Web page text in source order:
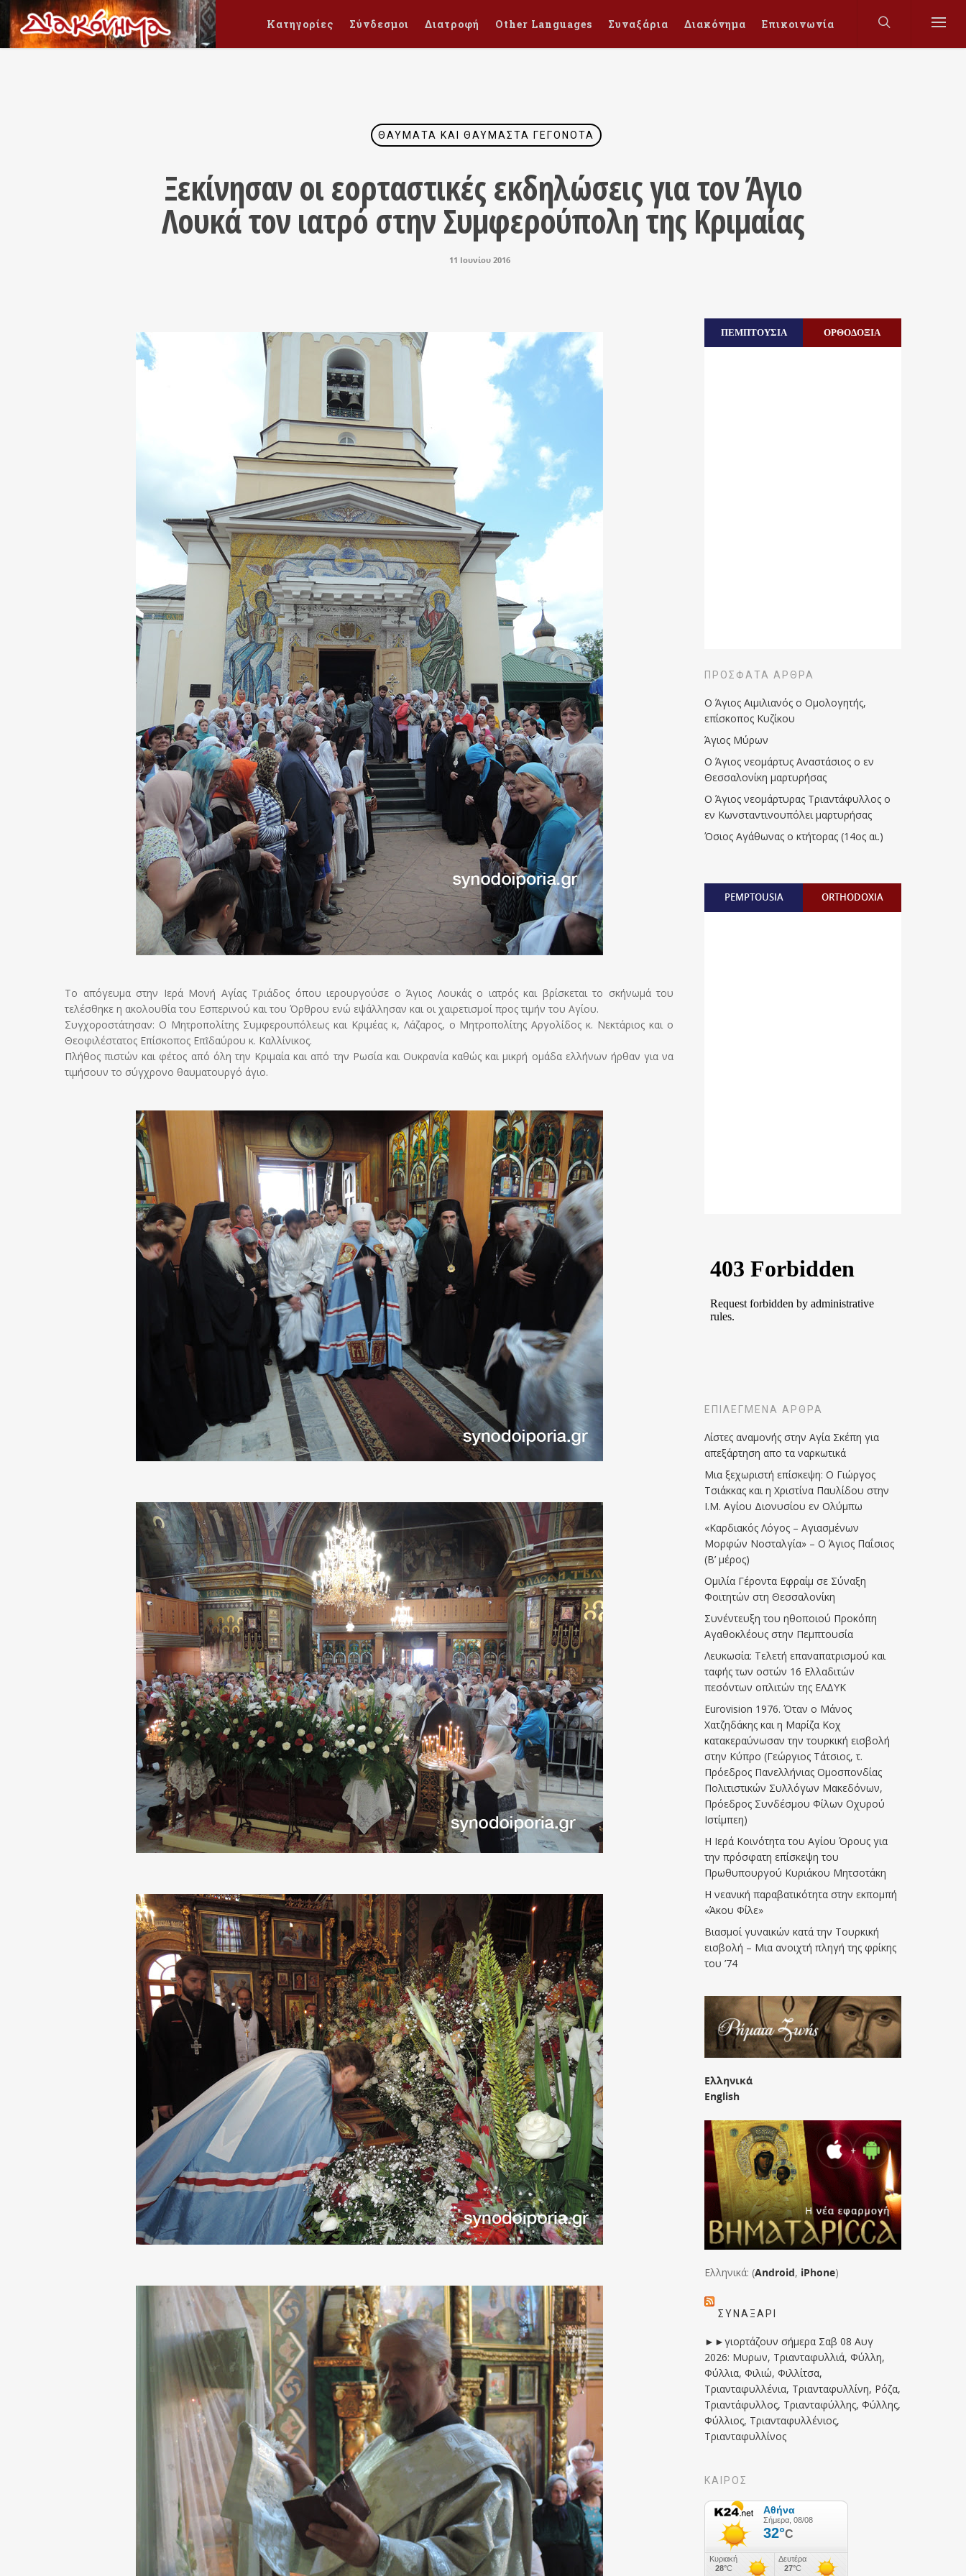
Κατηγορίες Σύνδεσμοι Διατροφή Other Languages Συναξάρια Διακόνημα Επικοινωνία
ΘΑΎΜΑΤΑ ΚΑΙ ΘΑΥΜΑΣΤΆ ΓΕΓΟΝΌΤΑ
Ξεκίνησαν οι εορταστικές εκδηλώσεις για τον Άγιο
Λουκά τον ιατρό στην Συμφερούπολη της Κριμαίας
11 Ιουνίου 2016
Το απόγευμα στην Ιερά Μονή Αγίας Τριάδος όπου ιερουργούσε o Άγιος Λουκάς ο ιατρός και βρίσκεται το σκήνωμά του
τελέσθηκε η ακολουθία του Εσπερινού και του Όρθρου ενώ εψάλλησαν και οι χαιρετισμοί προς τιμήν του Αγίου.
Συγχοροστάτησαν: Ο Μητροπολίτης Συμφερουπόλεως και Κριμέας κ, Λάζαρος, ο Μητροπολίτης Αργολίδος κ. Νεκτάριος και ο
Θεοφιλέστατος Επίσκοπος Επῖδαύρου κ. Καλλίνικος.
Πλήθος πιστών και φέτος από όλη την Κριμαία και από την Ρωσία και Ουκρανία καθώς και μικρή ομάδα ελλήνων ήρθαν για να
τιμήσουν το σύγχρονο θαυματουργό άγιο.
ΠΕΜΠΤΟΥΣΙΑ ΟΡΘΟΔΟΞΙΑ
ΠΡΌΣΦΑΤΑ ΆΡΘΡΑ
Ο Άγιος Αιμιλιανός ο Ομολογητής,
επίσκοπος Κυζίκου
Άγιος Μύρων
Ο Άγιος νεομάρτυς Αναστάσιος ο εν
Θεσσαλονίκη μαρτυρήσας
Ο Άγιος νεομάρτυρας Τριαντάφυλλος ο
εν Κωνσταντινουπόλει μαρτυρήσας
Όσιος Αγάθωνας ο κτήτορας (14ος αι.)
PEMPTOUSIA ORTHODOXIA
ΕΠΙΛΕΓΜΈΝΑ ΆΡΘΡΑ
Λίστες αναμονής στην Αγία Σκέπη για
απεξάρτηση απο τα ναρκωτικά
Μια ξεχωριστή επίσκεψη: Ο Γιώργος
Τσιάκκας και η Χριστίνα Παυλίδου στην
Ι.Μ. Αγίου Διονυσίου εν Ολύμπω
«Καρδιακός Λόγος – Αγιασμένων
Μορφών Νοσταλγία» – Ο Άγιος Παΐσιος
(Β’ μέρος)
Ομιλία Γέροντα Εφραίμ σε Σύναξη
Φοιτητών στη Θεσσαλονίκη
Συνέντευξη του ηθοποιού Προκόπη
Αγαθοκλέους στην Πεμπτουσία
Λευκωσία: Τελετή επαναπατρισμού και
ταφής των οστών 16 Ελλαδιτών
πεσόντων οπλιτών της ΕΛΔΥΚ
Eurovision 1976. Όταν ο Μάνος
Χατζηδάκης και η Μαρίζα Κοχ
κατακεραύνωσαν την τουρκική εισβολή
στην Κύπρο (Γεώργιος Τάτσιος, τ.
Πρόεδρος Πανελλήνιας Ομοσπονδίας
Πολιτιστικών Συλλόγων Μακεδόνων,
Πρόεδρος Συνδέσμου Φίλων Οχυρού
Ιστίμπεη)
Η Ιερά Κοινότητα του Αγίου Όρους για
την πρόσφατη επίσκεψη του
Πρωθυπουργού Κυριάκου Μητσοτάκη
Η νεανική παραβατικότητα στην εκπομπή
«Άκου Φίλε»
Βιασμοί γυναικών κατά την Τουρκική
εισβολή – Μια ανοιχτή πληγή της φρίκης
του ’74
Ελληνικά
English
Ελληνικά: (Android, iPhone)
ΣΥΝΑΞΆΡΙ
►►γιορτάζουν σήμερα Σαβ 08 Αυγ
2026: Μυρων, Τριανταφυλλιά, Φύλλη,
Φύλλια, Φιλιώ, Φιλλίτσα,
Τριανταφυλλένια, Τριανταφυλλίνη, Ρόζα,
Τριαντάφυλλος, Τριανταφύλλης, Φύλλης,
Φύλλιος, Τριανταφυλλένιος,
Τριανταφυλλίνος
ΚΑΙΡΟΣ